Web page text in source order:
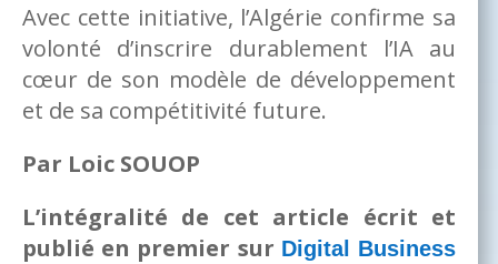
Avec cette initiative, l’Algérie confirme sa
volonté d’inscrire durablement l’IA au
cœur de son modèle de développement
et de sa compétitivité future.
Par Loic SOUOP
L’intégralité de cet article écrit et
publié en premier sur Digital Business